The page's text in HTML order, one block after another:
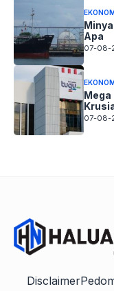
Apa
07-08-
Mega
07-08-
Disclaimer